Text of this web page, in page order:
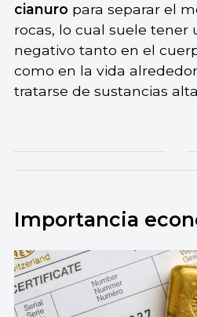
cianuro para separar el
rocas, lo cual suele tener
negativo tanto en el
como en la vida
tratarse de sustancias
Importancia